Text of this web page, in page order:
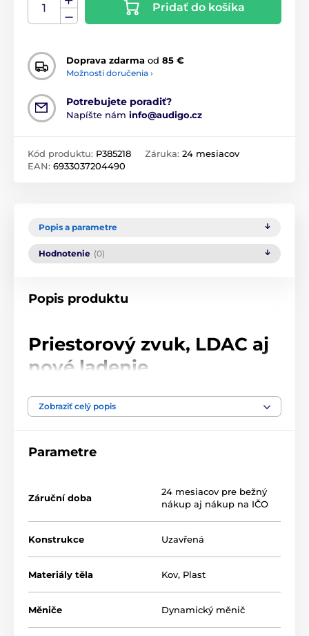
Pridať do košíka
Doprava zdarma od 85 €
Možnosti doručenia ›
Potrebujete poradiť?
Napíšte nám info@audigo.cz
Kód produktu: P385218
EAN: 6933037204490
Záruka: 24 mesiacov
Popis a parametre
Hodnotenie (0)
Popis produktu
Priestorový zvuk, LDAC aj
nové ladenie
1More predstavuje odľahčenú verziu modelu SonoFlow
v druhej generácii. Model SE s meničmi
prináša
priestorového zvuku
Zobraziť celý popis
Parametre
Záruční doba
24 mesiacov pre bežný
nákup aj nákup na IČO
Konstrukce Uzavřená
Materiály těla Kov, Plast
Měniče Dynamický měnič